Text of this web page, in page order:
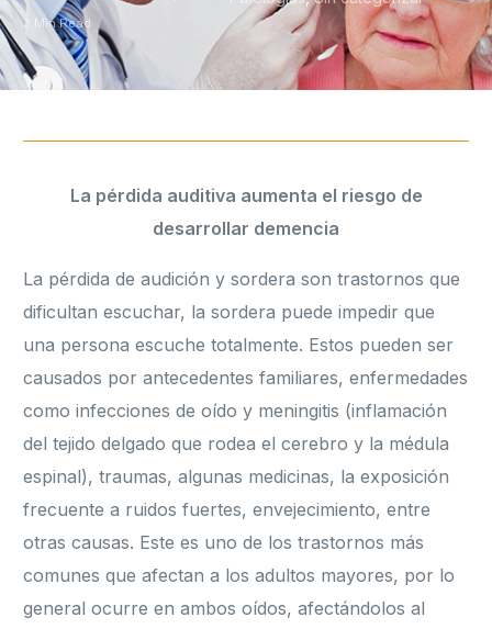
3 Min Read
La pérdida auditiva aumenta el riesgo de
desarrollar demencia
La pérdida de audición y sordera son trastornos que
dificultan escuchar, la sordera puede impedir que
una persona escuche totalmente. Estos pueden ser
causados por antecedentes familiares, enfermedades
como infecciones de oído y meningitis (inflamación
del tejido delgado que rodea el cerebro y la médula
espinal), traumas, algunas medicinas, la exposición
frecuente a ruidos fuertes, envejecimiento, entre
otras causas. Este es uno de los trastornos más
comunes que afectan a los adultos mayores, por lo
general ocurre en ambos oídos, afectándolos al